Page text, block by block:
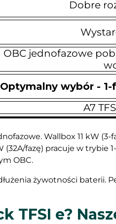
Wallbox 11 kW
fazę) pracuje w trybie
OBC.
żywotności baterii.
TFSI e?
Dobre
OBC jednofazowe
Optymalny wybór -
A7